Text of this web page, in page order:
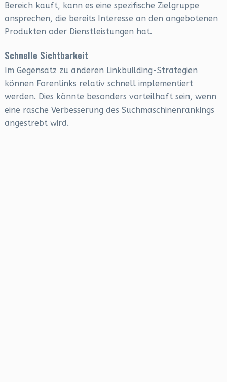
Bereich kauft, kann es eine spezifische Zielgruppe
ansprechen, die bereits Interesse an den angebotenen
Produkten oder Dienstleistungen hat.
Schnelle Sichtbarkeit
Im Gegensatz zu anderen Linkbuilding-Strategien
können Forenlinks relativ schnell implementiert
werden. Dies könnte besonders vorteilhaft sein, wenn
eine rasche Verbesserung des Suchmaschinenrankings
angestrebt wird.